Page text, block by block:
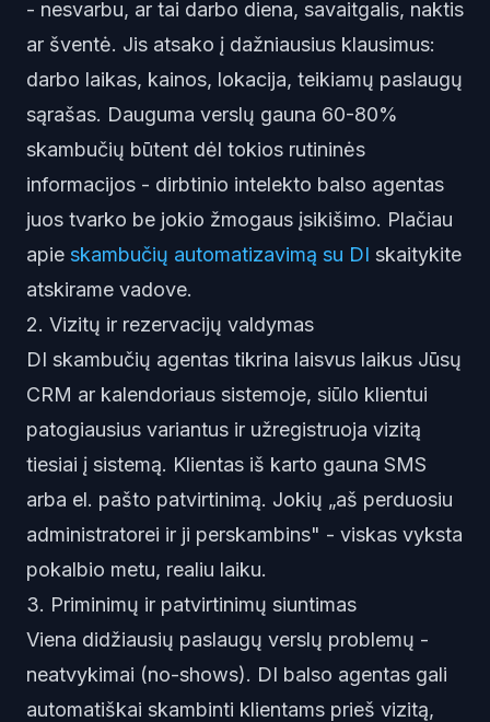
- nesvarbu, ar tai darbo diena, savaitgalis, naktis
ar šventė. Jis atsako į dažniausius klausimus:
darbo laikas, kainos, lokacija, teikiamų paslaugų
sąrašas. Dauguma verslų gauna 60-80%
skambučių būtent dėl tokios rutininės
informacijos - dirbtinio intelekto balso agentas
juos tvarko be jokio žmogaus įsikišimo. Plačiau
apie skambučių automatizavimą su DI skaitykite
atskirame vadove.
2. Vizitų ir rezervacijų valdymas
DI skambučių agentas tikrina laisvus laikus Jūsų
CRM ar kalendoriaus sistemoje, siūlo klientui
patogiausius variantus ir užregistruoja vizitą
tiesiai į sistemą. Klientas iš karto gauna SMS
arba el. pašto patvirtinimą. Jokių „aš perduosiu
administratorei ir ji perskambins" - viskas vyksta
pokalbio metu, realiu laiku.
3. Priminimų ir patvirtinimų siuntimas
Viena didžiausių paslaugų verslų problemų -
neatvykimai (no-shows). DI balso agentas gali
automatiškai skambinti klientams prieš vizitą,